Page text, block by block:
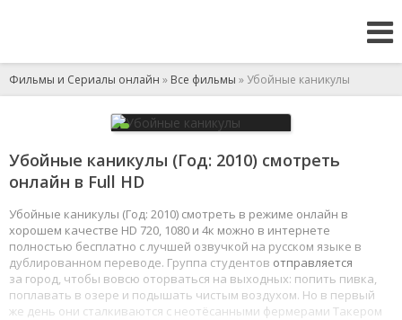
Фильмы и Сериалы онлайн » Все фильмы » Убойные каникулы
Убойные каникулы (Год: 2010) смотреть
онлайн в Full HD
Убойные каникулы (Год: 2010) смотреть в режиме онлайн в
хорошем качестве HD 720, 1080 и 4к можно в интернете
полностью бесплатно с лучшей озвучкой на русском языке в
дублированном переводе. Группа студентов отправляется
за город, чтобы вовсю оторваться на выходных: попить пивка,
поплавать в озере и подышать чистым воздухом. Но в первый
же день они сталкиваются с неотёсанными фермерами Такером